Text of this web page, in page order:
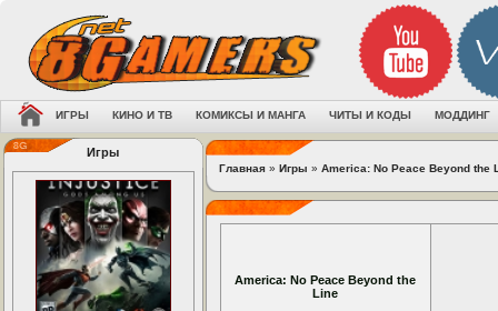
ИГРЫ КИНО И ТВ КОМИКСЫ И МАНГА ЧИТЫ И КОДЫ МОДДИНГ
Игры
Главная » Игры » America: No Peace Beyond the
America: No Peace Beyond the
Line